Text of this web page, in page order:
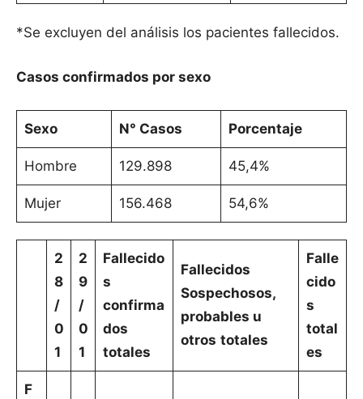
*Se excluyen del análisis los pacientes fallecidos.
Casos confirmados por sexo
Sexo N° Casos Porcentaje
Hombre 129.898 45,4%
Mujer 156.468 54,6%
2
8
/
0
1
2
9
/
0
1
Fallecido
s
confirma
dos
totales
Fallecidos
Sospechosos,
probables u
otros totales
Falle
cido
s
total
es
F